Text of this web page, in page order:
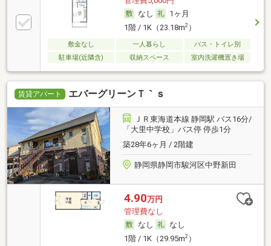
なし
1ヶ月
1階 / 1K（23.18m2）
敷金なし 一人暮らし
バス・トイレ別
駐車場(近隣含)
収納スペース 室内洗濯機置き場
賃貸アパート エバーグリーンＴ｀ｓ
ＪＲ東海道本線 静岡駅 バス16分/
「大里中学校」バス停 停歩1分
築28年6ヶ月 / 2階建
静岡県静岡市駿河区中野新田
4.90万円
管理費なし
なし
なし
1階 / 1K（29.95m2）